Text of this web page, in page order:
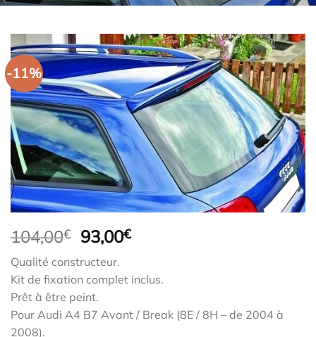
-11%
104,00€
Le
initial
était :
104,00€.
93,00€Le
est :
Qualité constructeur.
Kit de fixation complet inclus.
Prêt à être peint.
Pour Audi A4 B7 Avant / Break (8E / 8H – de 2004 à
2008).